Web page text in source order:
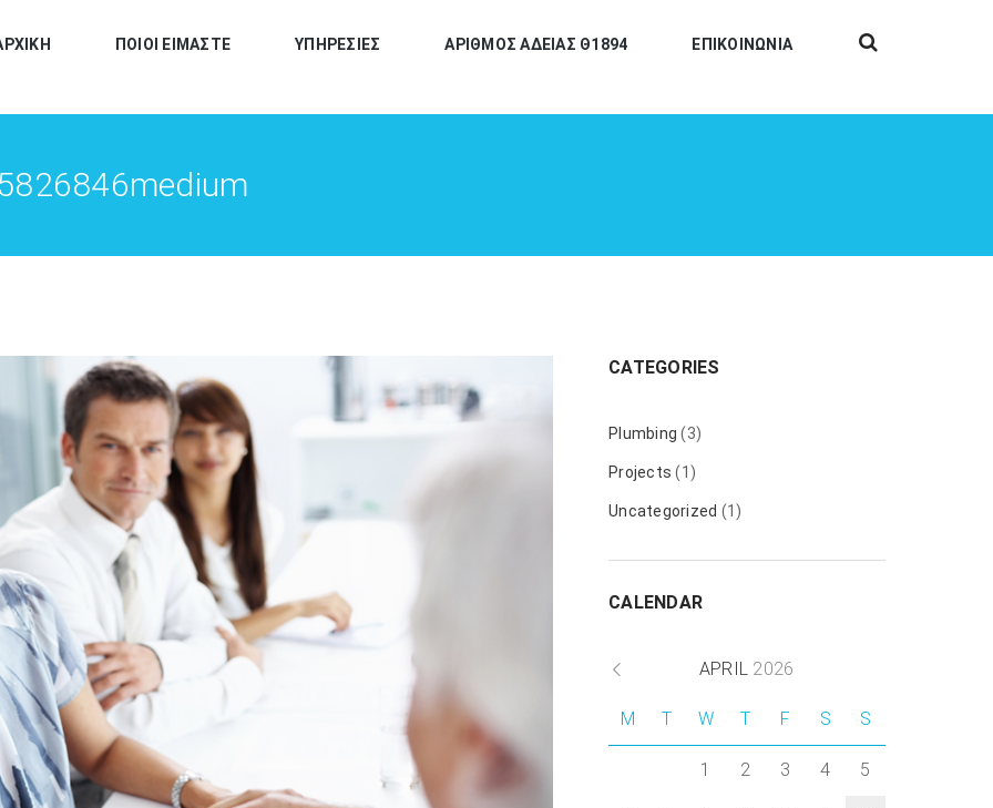
ΠΟΙΟΙ ΕΙΜΑΣΤΕ ΥΠΗΡΕΣΙΕΣ ΑΡΙΘΜΟΣ ΑΔΕΙΑΣ Θ1894 ΕΠΙΚΟΙΝΩΝΙΑ
Next item
CATEGORIES
Plumbing (3)
Projects (1)
Uncategorized (1)
CALENDAR
APRIL 2026
M T W T F S S
1 2 3 4 5